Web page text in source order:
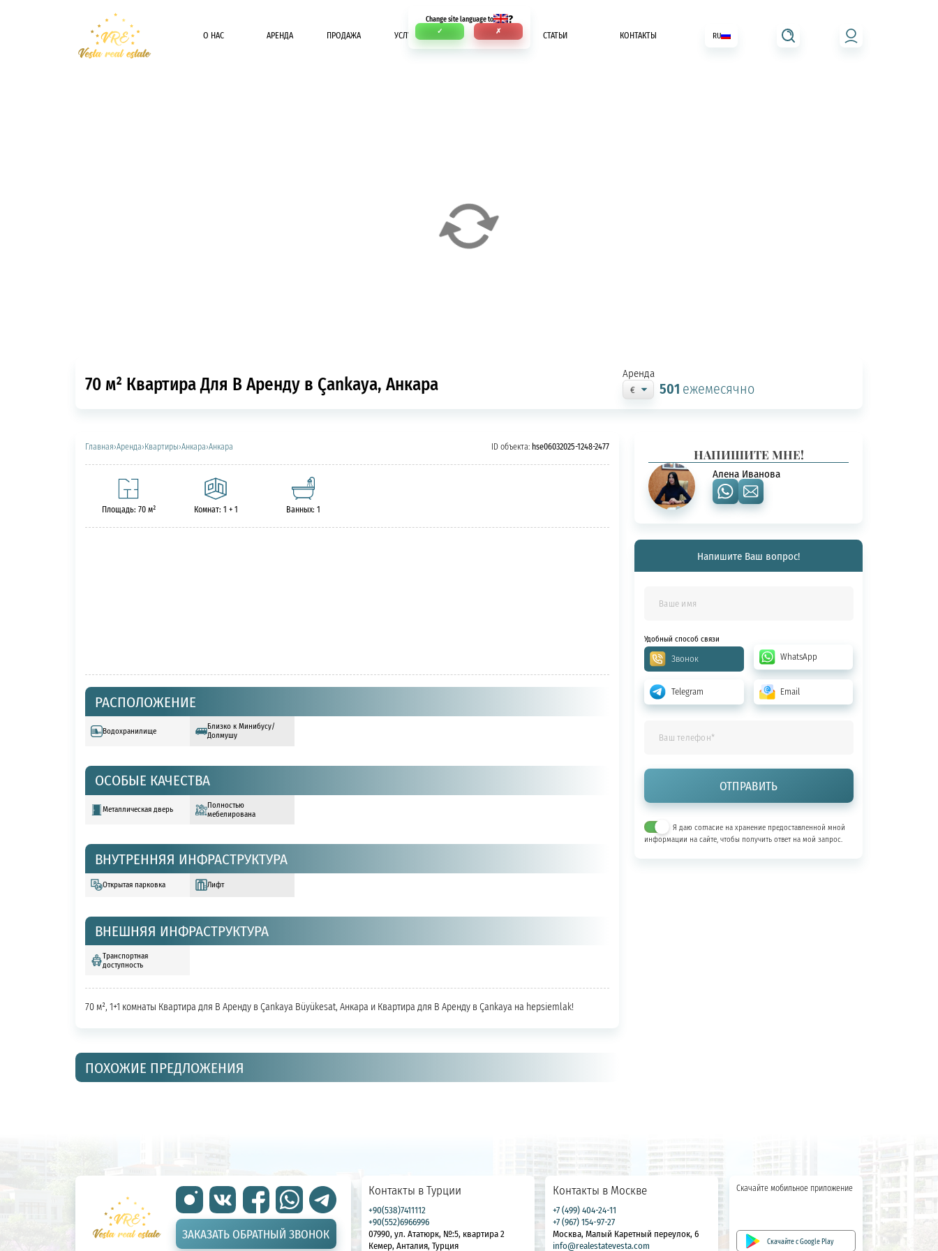
Change site language to ?
✓ ✗
О НАС АРЕНДА ПРОДАЖА УСЛУГИ ОПЛАТА СТАТЬИ КОНТАКТЫ RU
70 м² Квартира Для В Аренду в Çankaya, Анкара Аренда
501 ежемесячно
Главная›Аренда›Квартиры›Анкара›Анкара ID объекта: hse06032025-1248-2477
Площадь: 70 м² Комнат: 1 + 1 Ванных: 1
РАСПОЛОЖЕНИЕ
Водохранилище
Близко к Минибусу/
Долмушу
ОСОБЫЕ КАЧЕСТВА
Металлическая дверь
Полностью
мебелирована
ВНУТРЕННЯЯ ИНФРАСТРУКТУРА
Открытая парковка Лифт
ВНЕШНЯЯ ИНФРАСТРУКТУРА
Транспортная
доступность
70 м², 1+1 комнаты Квартира для В Аренду в Çankaya Büyükesat, Анкара и Квартира для В Аренду в Çankaya на hepsiemlak!
ПОХОЖИЕ ПРЕДЛОЖЕНИЯ
НАПИШИТЕ МНЕ!
Алена Иванова
Напишите Ваш вопрос!
Удобный способ связи
Звонок WhatsApp
Telegram Email
Я даю согласие на хранение предоставленной мной
информации на сайте, чтобы получить ответ на мой запрос.
ЗАКАЗАТЬ ОБРАТНЫЙ ЗВОНОК
Контакты в Турции
+90(538)7411112
+90(552)6966996
07990, ул. Ататюрк, №:5, квартира 2
Кемер, Анталия, Турция
Контакты в Москве
+7 (499) 404-24-11
+7 (967) 154-97-27
Москва, Малый Каретный переулок, 6
info@realestatevesta.com
Скачайте мобильное приложение
Скачайте с Google Play